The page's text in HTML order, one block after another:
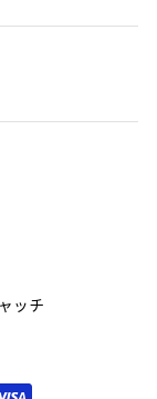
ッチ